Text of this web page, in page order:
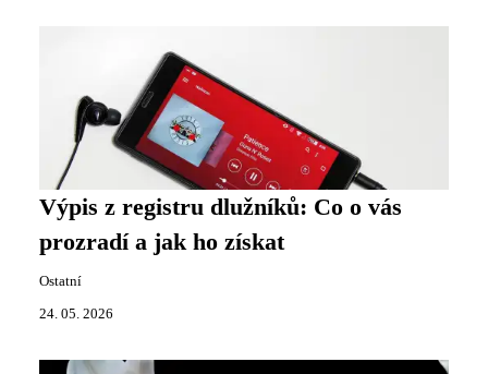
Výpis z registru dlužníků: Co o vás
prozradí a jak ho získat
Ostatní
24. 05. 2026